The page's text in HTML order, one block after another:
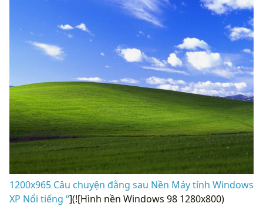
1200x965 Câu chuyện đằng sau Nền Máy tính Windows
XP Nổi tiếng “](![Hình nền Windows 98 1280x800)